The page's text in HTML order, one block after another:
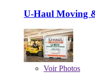
U-Haul Moving
VoirPhotos